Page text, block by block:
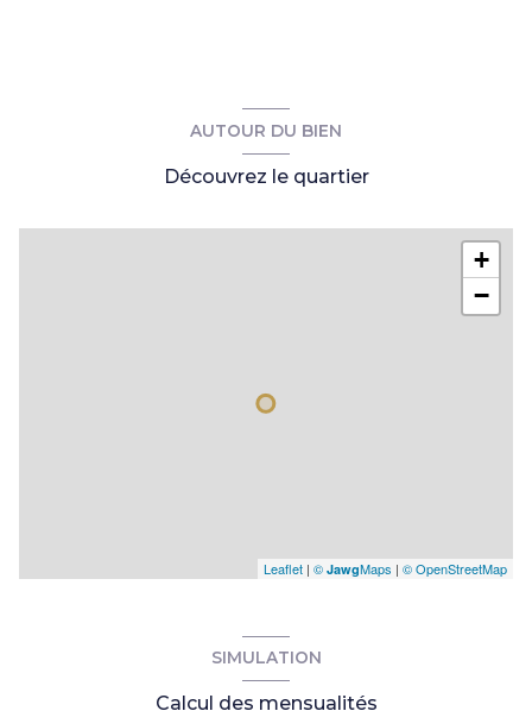
AUTOUR DU BIEN
Découvrez le quartier
+
−
Leaflet | © JawgMaps | © OpenStreetMap
SIMULATION
Calcul des mensualités